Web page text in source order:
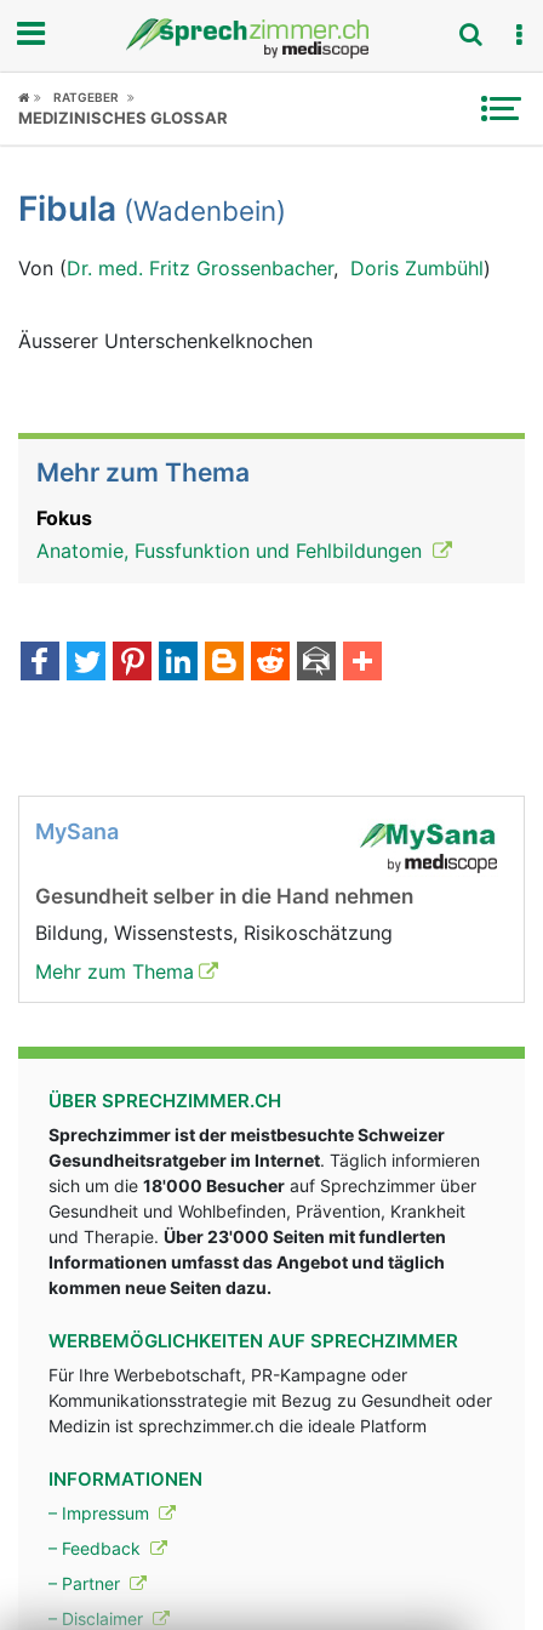
Fokus
Symptome
Untersuchungen
News
RATGEBER
MEDIZINISCHES GLOSSAR
Fibula (Wadenbein)
Von (Dr. med. Fritz Grossenbacher, Doris Zumbühl)
Äusserer Unterschenkelknochen
Mehr zum Thema
Fokus
Anatomie, Fussfunktion und Fehlbildungen
MySana
Gesundheit selber in die Hand nehmen
Bildung, Wissenstests, Risikoschätzung
Mehr zum Thema
ÜBER SPRECHZIMMER.CH
Sprechzimmer ist der meistbesuchte Schweizer
Gesundheitsratgeber im Internet. Täglich informieren
sich um die 18'000 Besucher auf Sprechzimmer über
Gesundheit und Wohlbefinden, Prävention, Krankheit
und Therapie. Über 23'000 Seiten mit fundlerten
Informationen umfasst das Angebot und täglich
kommen neue Seiten dazu.
WERBEMÖGLICHKEITEN AUF SPRECHZIMMER
Für Ihre Werbebotschaft, PR-Kampagne oder
Kommunikationsstrategie mit Bezug zu Gesundheit oder
Medizin ist sprechzimmer.ch die ideale Platform
INFORMATIONEN
– Impressum
– Feedback
– Partner
– Disclaimer